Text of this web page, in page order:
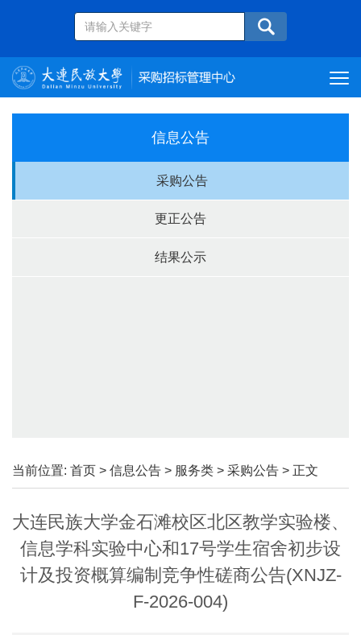
信息公告
采购公告
更正公告
结果公示
当前位置: 首页 > 信息公告 > 服务类 > 采购公告 > 正文
大连民族大学金石滩校区北区教学实验楼、
信息学科实验中心和17号学生宿舍初步设
计及投资概算编制竞争性磋商公告(XNJZ-
F-2026-004)